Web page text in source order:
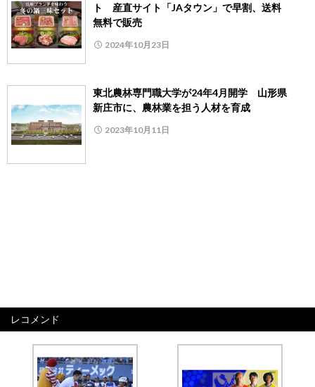
ト 産直サイト「JAタウン」で早割、送料
無料で販売
2024年10月23日
東北農林専門職大学が24年4月開学 山形県
新庄市に、農林業を担う人材を育成
2023年10月11日
レコメンド